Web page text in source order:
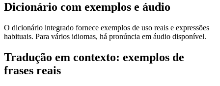
Dicionário com exemplos e áudio
O dicionário integrado fornece exemplos de uso reais e expressões
habituais. Para vários idiomas, há pronúncia em áudio disponível.
Tradução em contexto: exemplos de
frases reais